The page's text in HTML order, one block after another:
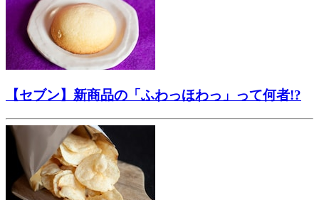
【セブン】新商品の「ふわっほわっ」って何者!?